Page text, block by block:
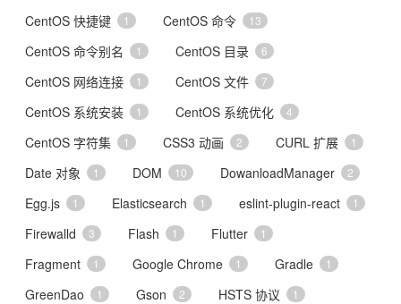
CentOS 快捷键 1 CentOS 命令 13
CentOS 命令别名 1 CentOS 目录 6
CentOS 网络连接 1 CentOS 文件 7
CentOS 系统安装 1 CentOS 系统优化 4
CentOS 字符集 1 CSS3 动画 2 CURL 扩展 1
Date 对象 1 DOM 10 DowanloadManager 2
Egg.js 1 Elasticsearch 1 eslint-plugin-react 1
Firewalld 3 Flash 1 Flutter 1
Fragment 1 Google Chrome 1 Gradle 1
GreenDao 1 Gson 2 HSTS 协议 1